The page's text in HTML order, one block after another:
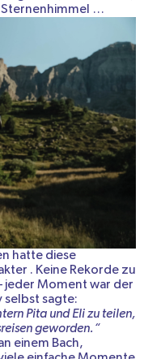
…
hatte diese
. Keine Rekorde zu
jeder Moment war der
selbst sagte:
Pita und Eli zu teilen,
geworden.“
einem Bach,